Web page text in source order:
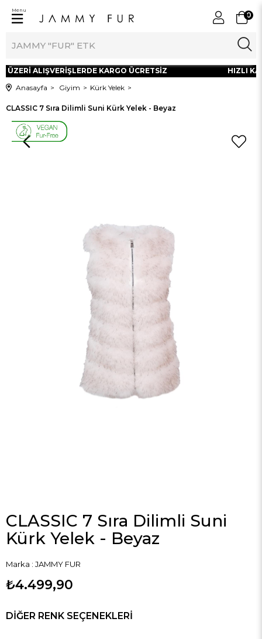
0
Menu
ALIŞVERİŞLERDE KARGO ÜCRETSİZ
HIZLI
Anasayfa
Giyim Kürk Yelek
CLASSIC 7 Sıra Dilimli Suni Kürk Yelek - Beyaz
CLASSIC 7 Sıra Dilimli Suni
Kürk Yelek - Beyaz
Marka : JAMMY FUR
₺4.499,90
DIĞER RENK SEÇENEKLERI